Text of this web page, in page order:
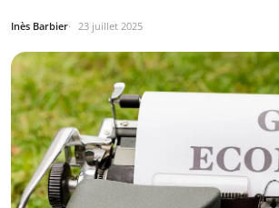
Inès Barbier 23 juillet 2025